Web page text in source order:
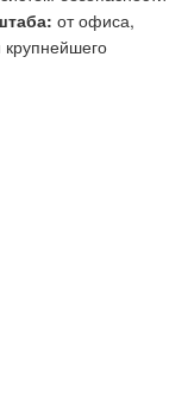
от офиса,
крупнейшего